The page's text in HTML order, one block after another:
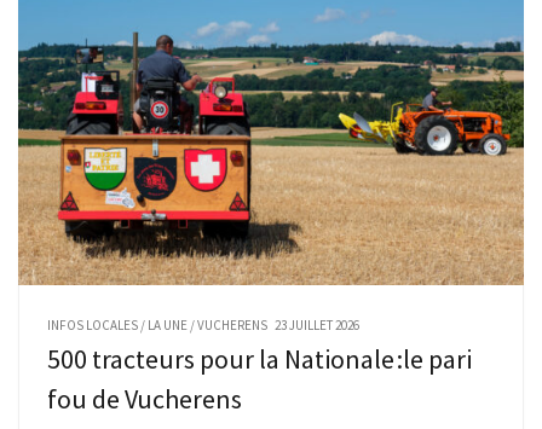
INFOS LOCALES / LA UNE /VUCHERENS 23 JUILLET 2026
500 tracteurs pour la Nationale :le pari
fou de Vucherens